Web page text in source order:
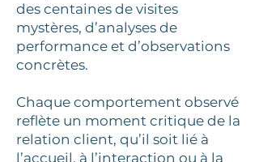
des centaines de visites
mystères, d’analyses de
performance et d’observations
concrètes.
Chaque comportement observé
reflète un moment critique de la
relation client, qu’il soit lié à
l’accueil, à l’interaction ou à la